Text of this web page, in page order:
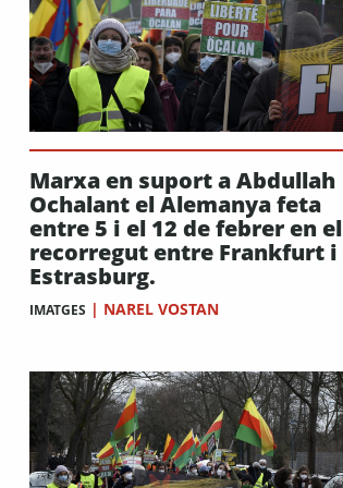
Marxa en suport a Abdullah
Ochalant el Alemanya feta
entre 5 i el 12 de febrer en el
recorregut entre Frankfurt i
Estrasburg.
IMATGES | NAREL VOSTAN